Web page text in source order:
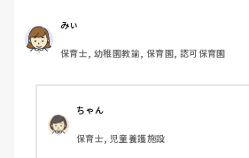
以前は、あったようですが…。
人数が増えることと、園自体が夏休み
りの子以外は）ことが理由みたいです。
みぃ
保育士, 幼稚園教諭, 保育園, 認可保育園
ちゃん
保育士, 児童養護施設